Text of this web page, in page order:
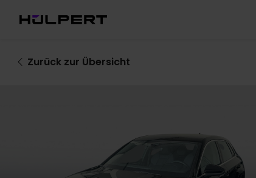
Zurück zur Übersicht